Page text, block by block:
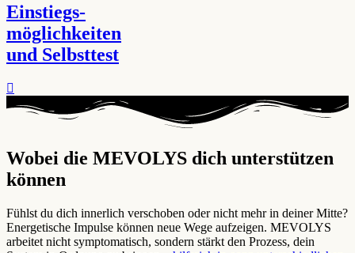
Einstiegs-
möglichkeiten
und Selbsttest
Wobei die MEVOLYS dich unterstützen
können ​
Fühlst du dich innerlich verschoben oder nicht mehr in deiner Mitte?
Energetische Impulse können neue Wege aufzeigen. MEVOLYS
arbeitet nicht symptomatisch, sondern stärkt den Prozess, dein